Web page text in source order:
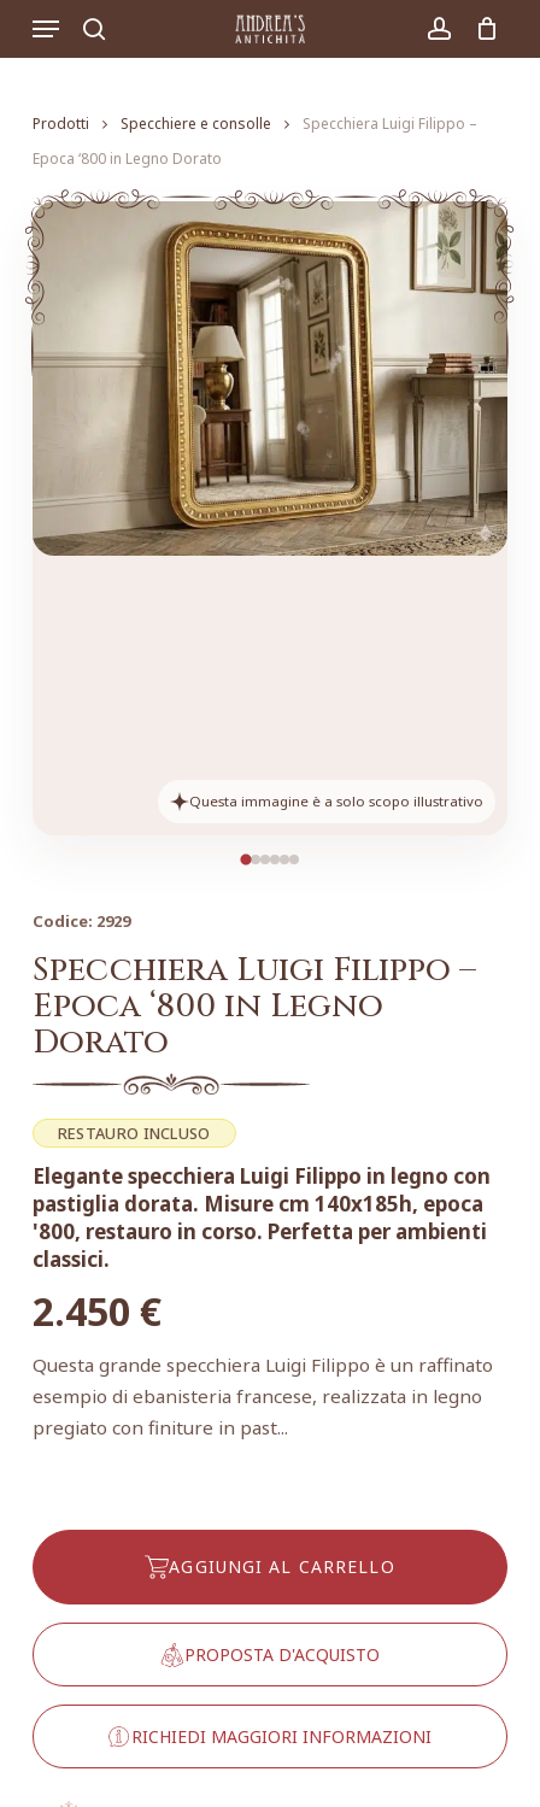
search account
Menu
Prodotti Specchiere e consolle
Specchiera Luigi Filippo –
Epoca ‘800 in Legno Dorato
Questa immagine è a solo scopo illustrativo
Codice: 2929
Specchiera Luigi Filippo –
Epoca ‘800 in Legno
Dorato
RESTAURO INCLUSO
Elegante specchiera Luigi Filippo in legno con
pastiglia dorata. Misure cm 140x185h, epoca
'800, restauro in corso. Perfetta per ambienti
classici.
2.450 €
Questa grande specchiera Luigi Filippo è un raffinato
esempio di ebanisteria francese, realizzata in legno
pregiato con finiture in past...
AGGIUNGI AL CARRELLO
PROPOSTA D'ACQUISTO
RICHIEDI MAGGIORI INFORMAZIONI